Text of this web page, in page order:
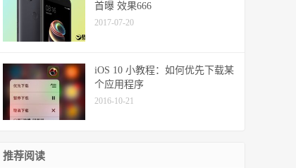
首曝 效果666
2017-07-20
iOS 10 小教程：如何优先下载某
个应用程序
2016-10-21
推荐阅读